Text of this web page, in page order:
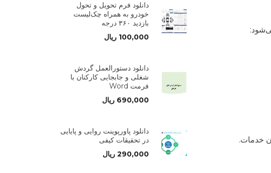
خدمات.
دانلود فرم تحویل و تحول
خودرو به همراه چک‌لیست
بازدید ۳۶۰ درجه
100,000 ریال
دانلود دستورالعمل گردش
شغلی و جابجایی کارکنان با
فرمت Word
690,000 ریال
دانلود پاورپوینت روایی و پایایی
در تحقیقات کیفی
290,000 ریال